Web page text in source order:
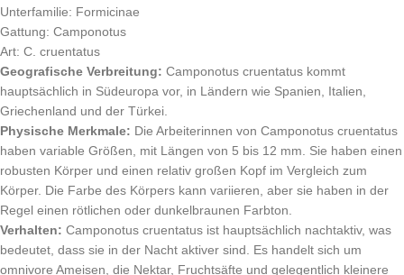
Unterfamilie: Formicinae
Gattung: Camponotus
Art: C. cruentatus
Geografische Verbreitung: Camponotus cruentatus kommt
hauptsächlich in Südeuropa vor, in Ländern wie Spanien, Italien,
Griechenland und der Türkei.
Physische Merkmale: Die Arbeiterinnen von Camponotus cruentatus
haben variable Größen, mit Längen von 5 bis 12 mm. Sie haben einen
robusten Körper und einen relativ großen Kopf im Vergleich zum
Körper. Die Farbe des Körpers kann variieren, aber sie haben in der
Regel einen rötlichen oder dunkelbraunen Farbton.
Verhalten: Camponotus cruentatus ist hauptsächlich nachtaktiv, was
bedeutet, dass sie in der Nacht aktiver sind. Es handelt sich um
omnivore Ameisen, die Nektar, Fruchtsäfte und gelegentlich kleinere